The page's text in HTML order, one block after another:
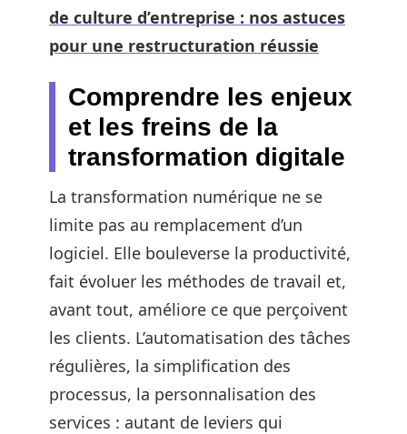
de culture d’entreprise : nos astuces
pour une restructuration réussie
Comprendre les enjeux
et les freins de la
transformation digitale
La transformation numérique ne se
limite pas au remplacement d’un
logiciel. Elle bouleverse la productivité,
fait évoluer les méthodes de travail et,
avant tout, améliore ce que perçoivent
les clients. L’automatisation des tâches
régulières, la simplification des
processus, la personnalisation des
services : autant de leviers qui